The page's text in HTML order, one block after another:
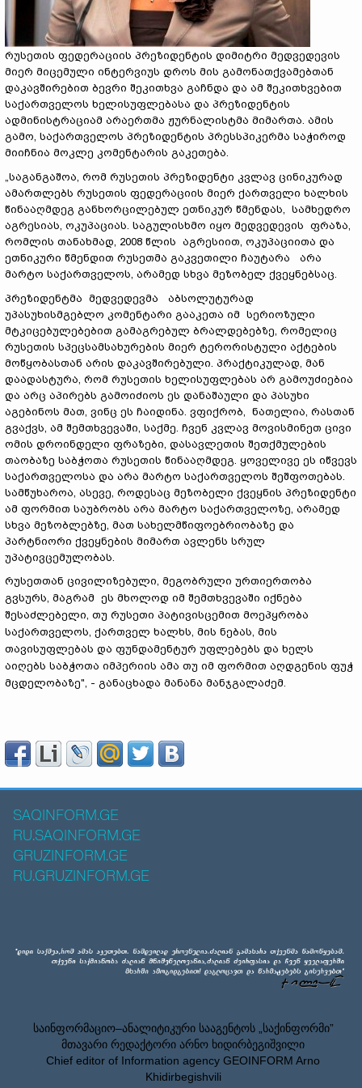
რუსეთის ფედერაციის პრეზიდენტის დიმიტრი მედვედევის
მიერ მიცემული ინტერვიუს დროს მის გამონათქვამებთან
დაკავშირებით ბევრი შეკითხვა გაჩნდა და ამ შეკითხვებით
საქართველოს ხელისუფლებასა და პრეზიდენტის
ადმინისტრაციამ არაერთმა ჟურნალისტმა მიმართა. ამის
გამო, საქართველოს პრეზიდენტის პრესსპიკერმა საჭიროდ
მიიჩნია მოკლე კომენტარის გაკეთება.
„საგანგაშოა, რომ რუსეთის პრეზიდენტი კვლავ ცინიკურად
ამართლებს რუსეთის ფედერაციის მიერ ქართველი ხალხის
წინააღმდეგ განხორცილებულ ეთნიკურ წმენდას, სამხედრო
აგრესიას, ოკუპაციას. საგულისხმო იყო მედვედევის ფრაზა,
რომლის თანახმად, 2008 წლის აგრესიით, ოკუპაციითა და
ეთნიკური წმენდით რუსეთმა გაკვეთილი ჩაუტარა არა
მარტო საქართველოს, არამედ სხვა მეზობელ ქვეყნებსაც.
პრეზიდენტმა მედვედევმა აბსოლუტურად
უპასუხისმგებლო კომენტარი გააკეთა იმ სერიოზული
მტკიცებულებებით გამაგრებულ ბრალდებებზე, რომელიც
რუსეთის სპეცსამსახურების მიერ ტერორისტული აქტების
მოწყობასთან არის დაკავშირებული. პრაქტიკულად, მან
დაადასტურა, რომ რუსეთის ხელისუფლებას არ გამოუძიებია
და არც აპირებს გამოიძიოს ეს დანაშაული და პასუხი
აგებინოს მათ, ვინც ეს ჩაიდინა. ვფიქრობ, ნათელია, რასთან
გვაქვს, ამ შემთხვევაში, საქმე. ჩვენ კვლავ მოვისმინეთ ცივი
ომის დროინდელი ფრაზები, დასავლეთის შეთქმულების
თაობაზე საბჭოთა რუსეთის წინააღმდეგ. ყოველივე ეს იწვევს
საქართველოსა და არა მარტო საქართველოს შეშფოთებას.
სამწუხაროა, ასევე, როდესაც მეზობელი ქვეყნის პრეზიდენტი
ამ ფორმით საუბრობს არა მარტო საქართველოზე, არამედ
სხვა მეზობლებზე, მათ სახელმწიფოებრიობაზე და
პარტნიორი ქვეყნების მიმართ ავლენს სრულ
უპატივცემულობას.
რუსეთთან ცივილიზებული, მეგობრული ურთიერთობა
გვსურს, მაგრამ ეს მხოლოდ იმ შემთხვევაში იქნება
შესაძლებელი, თუ რუსეთი პატივისცემით მოეპყრობა
საქართველოს, ქართველ ხალხს, მის ნებას, მის
თავისუფლებას და ფუნდამენტურ უფლებებს და ხელს
აიღებს საბჭოთა იმპერიის ამა თუ იმ ფორმით აღდგენის ფუჭ
მცდელობაზე", - განაცხადა მანანა მანჯგალაძემ.
SAQINFORM.GE
RU.SAQINFORM.GE
GRUZINFORM.GE
RU.GRUZINFORM.GE
საინფორმაციო–ანალიტიკური სააგენტოს „საქინფორმი”
მთავარი რედაქტორი არნო ხიდირბეგიშვილი
Chief editor of Information agency GEOINFORM Arno
Khidirbegishvili